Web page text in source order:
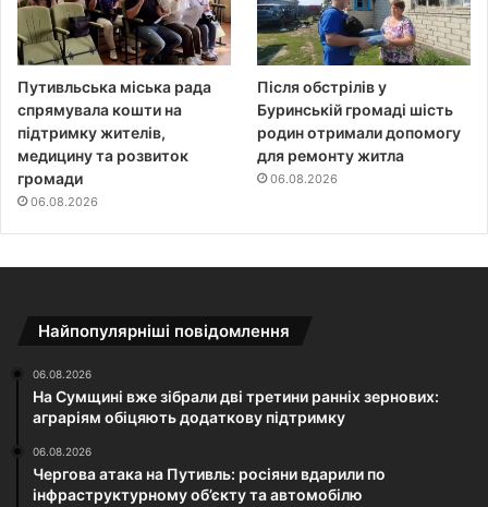
Путивльська міська рада
спрямувала кошти на
підтримку жителів,
медицину та розвиток
громади
06.08.2026
Після обстрілів у
Буринській громаді шість
родин отримали допомогу
для ремонту житла
06.08.2026
Найпопулярніші повідомлення
06.08.2026
На Сумщині вже зібрали дві третини ранніх зернових:
аграріям обіцяють додаткову підтримку
06.08.2026
Чергова атака на Путивль: росіяни вдарили по
інфраструктурному об’єкту та автомобілю